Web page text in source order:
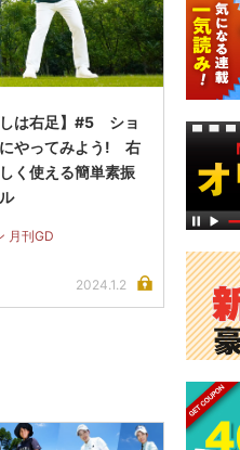
しは右足】#5 ショ
やってみよう! 右
く使える簡単素振
月刊GD
2024.1.2